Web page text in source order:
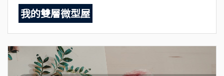
我的雙層微型屋